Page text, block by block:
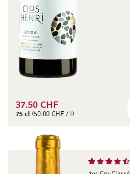
37.50 CHF
75 cl (50.00 CHF / l)